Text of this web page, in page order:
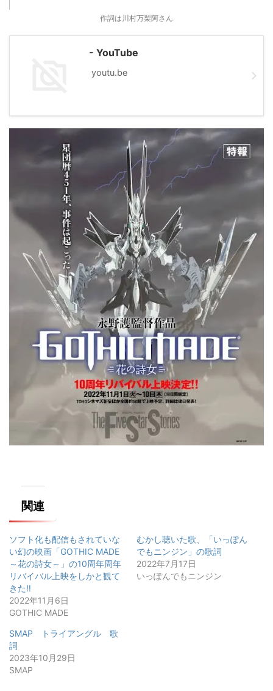
作詞は川村万梨阿さん
- YouTube
youtu.be
関連
ソフト化も配信もされていな
い幻の映画「GOTHIC MADE
～花の詩女～」の10周年周年
リバイバル上映をしかと観て
きた‼️
2022年11月6日
GOTHIC MADE
むかし聴いた歌、「いっぽん
でもニンジン」の歌詞
2022年7月17日
いっぽんでもニンジン
SMAP トライアングル 歌
詞
2023年10月29日
SMAP